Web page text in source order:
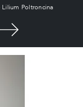
Lilium Poltroncina